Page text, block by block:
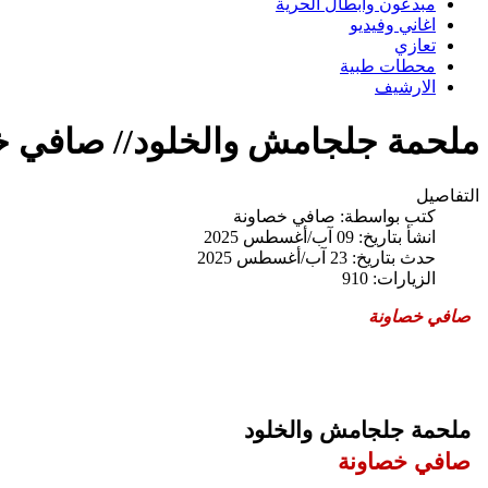
مبدعون وابطال الحرية
اغاني وفيديو
تعازي
محطات طبية
الارشيف
ملحمة جلجامش والخلود// صافي
التفاصيل
كتب بواسطة: صافي خصاونة
انشأ بتاريخ: 09 آب/أغسطس 2025
حدث بتاريخ: 23 آب/أغسطس 2025
الزيارات: 910
صافي خصاونة
ملحمة جلجامش والخلود
صافي خصاونة